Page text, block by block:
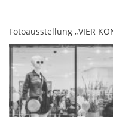
Fotoausstellung „VIER